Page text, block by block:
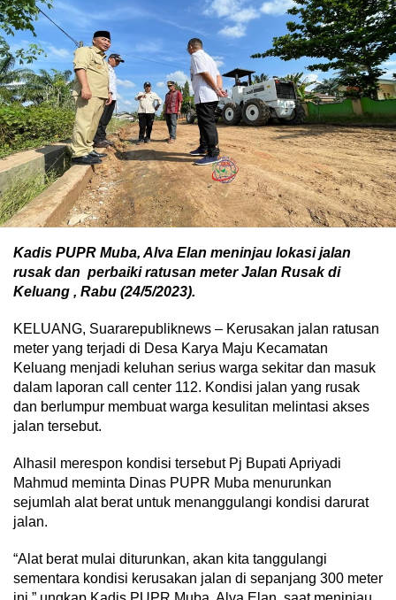
Kadis PUPR Muba, Alva Elan meninjau lokasi jalan
rusak dan perbaiki ratusan meter Jalan Rusak di
Keluang , Rabu (24/5/2023).
KELUANG, Suararepubliknews – Kerusakan jalan ratusan
meter yang terjadi di Desa Karya Maju Kecamatan
Keluang menjadi keluhan serius warga sekitar dan masuk
dalam laporan call center 112. Kondisi jalan yang rusak
dan berlumpur membuat warga kesulitan melintasi akses
jalan tersebut.
Alhasil merespon kondisi tersebut Pj Bupati Apriyadi
Mahmud meminta Dinas PUPR Muba menurunkan
sejumlah alat berat untuk menanggulangi kondisi darurat
jalan.
“Alat berat mulai diturunkan, akan kita tanggulangi
sementara kondisi kerusakan jalan di sepanjang 300 meter